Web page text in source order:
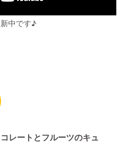
中です♪
レートとフルーツのキュ